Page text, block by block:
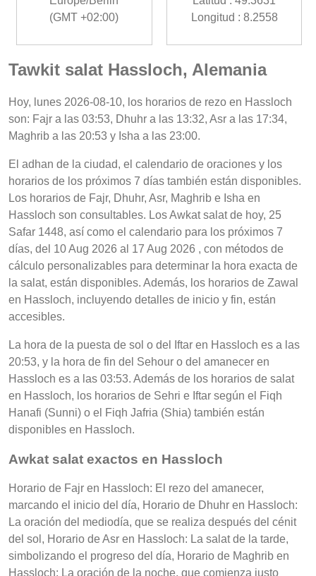
(GMT +02:00)
Longitud : 8.2558
Tawkit salat Hassloch, Alemania
Hoy, lunes 2026-08-10, los horarios de rezo en Hassloch
son: Fajr a las 03:53, Dhuhr a las 13:32, Asr a las 17:34,
Maghrib a las 20:53 y Isha a las 23:00.
El adhan de la ciudad, el calendario de oraciones y los
horarios de los próximos 7 días también están disponibles.
Los horarios de Fajr, Dhuhr, Asr, Maghrib e Isha en
Hassloch son consultables. Los Awkat salat de hoy, 25
Safar 1448, así como el calendario para los próximos 7
días, del 10 Aug 2026 al 17 Aug 2026 , con métodos de
cálculo personalizables para determinar la hora exacta de
la salat, están disponibles. Además, los horarios de Zawal
en Hassloch, incluyendo detalles de inicio y fin, están
accesibles.
La hora de la puesta de sol o del Iftar en Hassloch es a las
20:53, y la hora de fin del Sehour o del amanecer en
Hassloch es a las 03:53. Además de los horarios de salat
en Hassloch, los horarios de Sehri e Iftar según el Fiqh
Hanafi (Sunni) o el Fiqh Jafria (Shia) también están
disponibles en Hassloch.
Awkat salat exactos en Hassloch
Horario de Fajr en Hassloch: El rezo del amanecer,
marcando el inicio del día, Horario de Dhuhr en Hassloch:
La oración del mediodía, que se realiza después del cénit
del sol, Horario de Asr en Hassloch: La salat de la tarde,
simbolizando el progreso del día, Horario de Maghrib en
Hassloch: La oración de la noche, que comienza justo